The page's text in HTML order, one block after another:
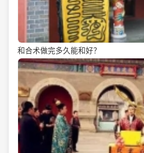
和合术做完多久能和好？